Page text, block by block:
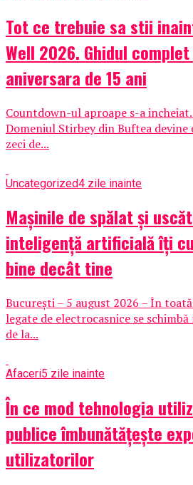
Tot ce trebuie sa stii
Well 2026. Ghidul
aniversara de 15 ani
Countdown-ul aproape s-a
Domeniul Stirbey din Buftea
zeci de...
Uncategorized4 zile inainte
Mașinile de spălat și
inteligență artificială îți
bine decât tine
București – 5 august 2026 – În
legate de electrocasnice se schimbă
de la...
Afaceri5 zile inainte
În ce mod tehnologia
publice îmbunătățește
utilizatorilor